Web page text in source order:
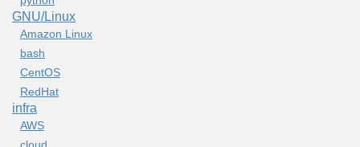
GNU/Linux
Amazon Linux
bash
CentOS
RedHat
infra
AWS